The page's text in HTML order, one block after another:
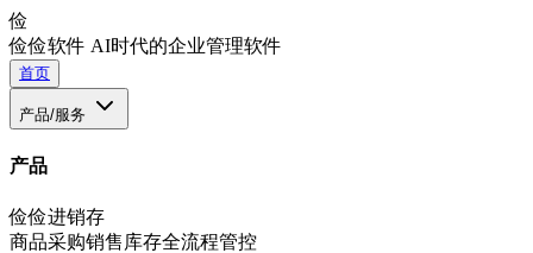
俭
俭俭软件 AI时代的企业管理软件
首页
产品/服务
产品
俭俭进销存
商品采购销售库存全流程管控